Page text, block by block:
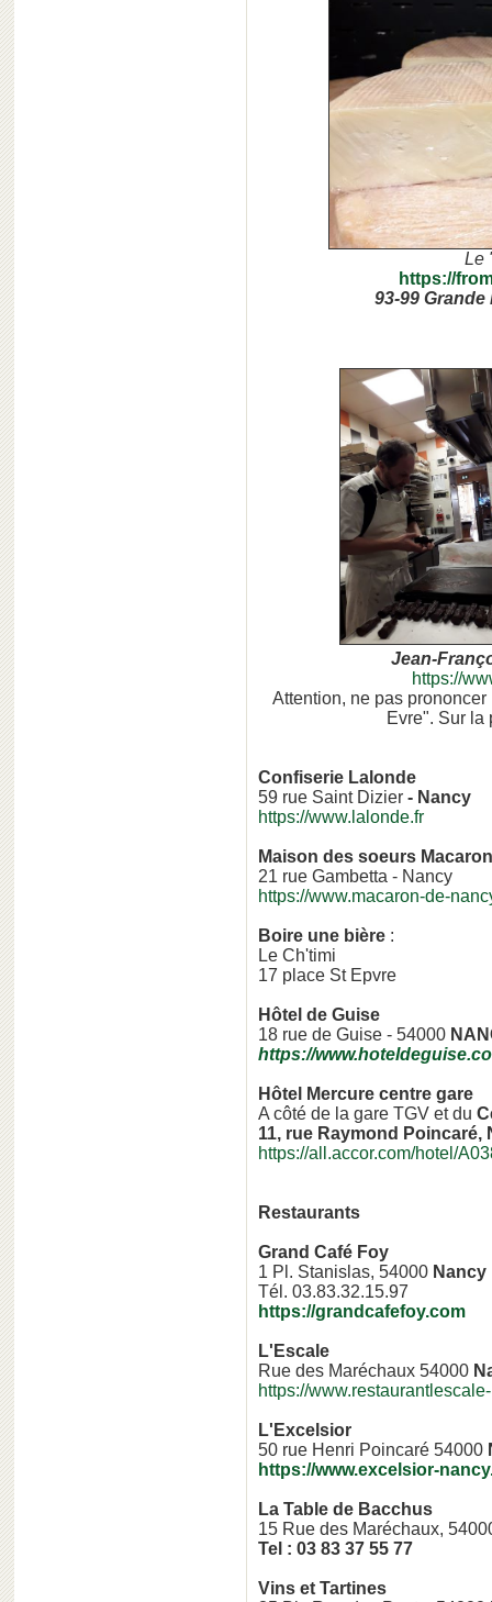
Le
https://
93-99
Jean-
https://
Attention, ne pas
Evre". Sur la
Confiserie Lalonde
59 rue Saint Dizier - Nancy
https://www.lalonde.fr
Maison des soeurs Macaron
21 rue Gambetta - Nancy
https://www.macaron-de-
Boire une bière :
Le Ch'timi
17 place St Epvre
Hôtel de Guise
18 rue de Guise - 54000
https://
Hôtel Mercure centre gare
A côté de la gare TGV et du
11, rue Raymond Poincaré,
https://all.accor.com/hotel/
Restaurants
Grand Café Foy
1 Pl. Stanislas, 54000 Nancy
Tél. 03.83.32.15.97
https://grandcafefoy.com
L'Escale
Rue des Maréchaux 54000
https://
L'Excelsior
50 rue Henri Poincaré 54000
https://www.excelsior-
La Table de Bacchus
15 Rue des Maréchaux,
Tel : 03 83 37 55 77
Vins et Tartines